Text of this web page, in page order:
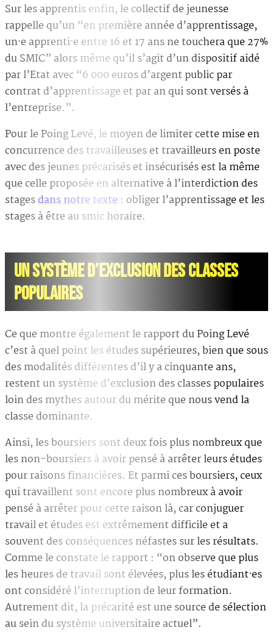
Sur les apprentis enfin, le collectif de jeunesse
rappelle qu’un “en première année d’apprentissage,
un·e apprenti·e entre 16 et 17 ans ne touchera que 27%
du SMIC” alors même qu’il s’agit d’un dispositif aidé
par l’Etat avec “6 000 euros d’argent public par
contrat d’apprentissage et par an qui sont versés à
l’entreprise.”.
Pour le Poing Levé, le moyen de limiter cette mise en
concurrence des travailleuses et travailleurs en poste
avec des jeunes précarisés et insécurisés est la même
que celle proposée en alternative à l’interdiction des
stagesdans notre texte : obliger l’apprentissage et les
stages à être au smic horaire.
UN SYSTÈME D’EXCLUSION DES CLASSES
POPULAIRES
Ce que montre également le rapport du Poing Levé
c’est à quel point les études supérieures, bien que sous
des modalités différentes d’il y a cinquante ans,
restent un système d’exclusion des classes populaires
loin des mythes autour du mérite que nous vend la
classe dominante.
Ainsi, les boursiers sont deux fois plus nombreux que
les non-boursiers à avoir pensé à arrêter leurs études
pour raisons financières. Et parmi ces boursiers, ceux
qui travaillent sont encore plus nombreux à avoir
pensé à arrêter pour cette raison là, car conjuguer
travail et études est extrêmement difficile et a
souvent des conséquences néfastes sur les résultats.
Comme le constate le rapport : “on observe que plus
les heures de travail sont élevées, plus les étudiant·es
ont considéré l’interruption de leur formation.
Autrement dit, la précarité est une source de sélection
au sein du système universitaire actuel”.